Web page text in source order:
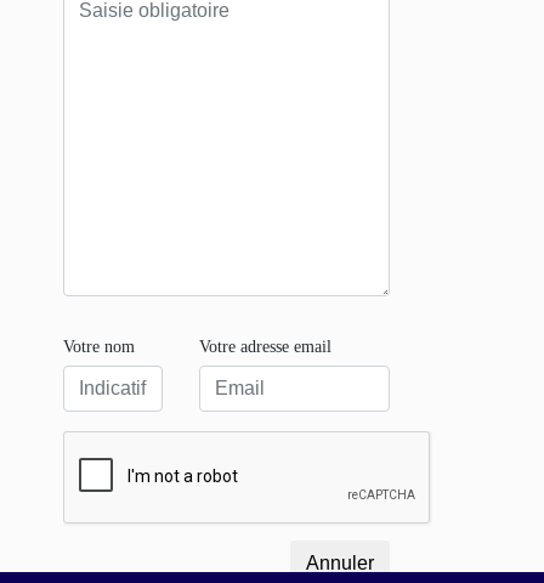
Votre nom Votre adresse email